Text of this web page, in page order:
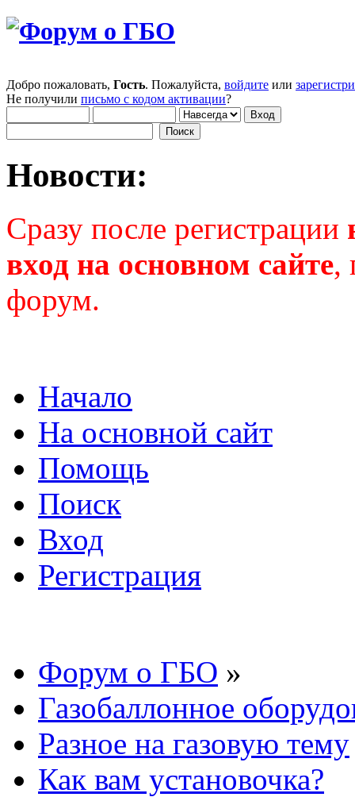
Добро пожаловать, Гость. Пожалуйста, войдите или
Не получили письмо с кодом активации?
Новости:
Сразу после регистрации
вход на основном сайте,
форум.
Начало
На основной сайт
Помощь
Поиск
Вход
Регистрация
Форум о ГБО »
Газобаллонное
Разное на газовую тему
Как вам установочка?